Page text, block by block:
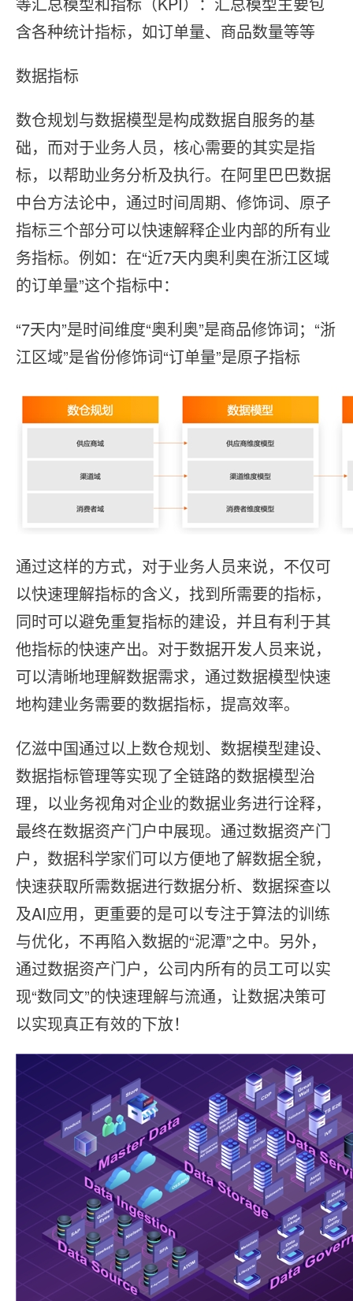
含各种统计指标，如订单量、商品数量等等
数据指标
数仓规划与数据模型是构成数据⾃服务的基
础，而对于业务⼈员，核⼼需要的其实是指
标，以帮助业务分析及执行。在阿⾥巴巴数据
中台⽅法论中，通过时间周期、修饰词、原⼦
指标三个部分可以快速解释企业内部的所有业
务指标。例如：在“近7天内奥利奥在浙江区域
的订单量”这个指标中：
“7天内”是时间维度“奥利奥”是商品修饰词；“浙
江区域”是省份修饰词“订单量”是原⼦指标
通过这样的⽅式，对于业务⼈员来说，不仅可
以快速理解指标的含义，找到所需要的指标，
同时可以避免重复指标的建设，并且有利于其
他指标的快速产出。对于数据开发⼈员来说，
可以清晰地理解数据需求，通过数据模型快速
地构建业务需要的数据指标，提⾼效率。
亿滋中国通过以上数仓规划、数据模型建设、
数据指标管理等实现了全链路的数据模型治
理，以业务视⻆对企业的数据业务进⾏诠释，
最终在数据资产门户中展现。通过数据资产门
户，数据科学家们可以方便地了解数据全貌，
快速获取所需数据进⾏数据分析、数据探查以
及AI应⽤，更重要的是可以专注于算法的训练
与优化，不再陷⼊数据的“泥潭”之中。另外，
通过数据资产门户，公司内所有的员⼯可以实
现“数同⽂”的快速理解与流通，让数据决策可
以实现真正有效的下放！